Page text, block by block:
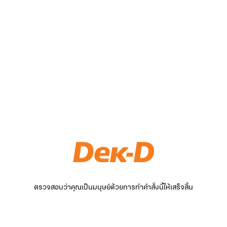
ตรวจสอบว่าคุณเป็นมนุษย์ด้วยการทำคำสั่งนี้ให้เสร็จสิ้น